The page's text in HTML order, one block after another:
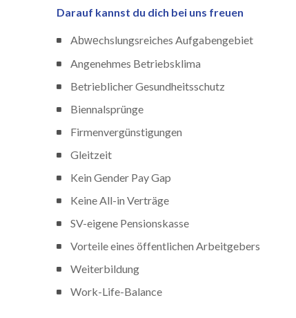
Darauf kannst du dich bei uns freuen
Abwechslungsreiches Aufgabengebiet
Angenehmes Betriebsklima
Betrieblicher Gesundheitsschutz
Biennalsprünge
Firmenvergünstigungen
Gleitzeit
Kein Gender Pay Gap
Keine All-in Verträge
SV-eigene Pensionskasse
Vorteile eines öffentlichen Arbeitgebers
Weiterbildung
Work-Life-Balance